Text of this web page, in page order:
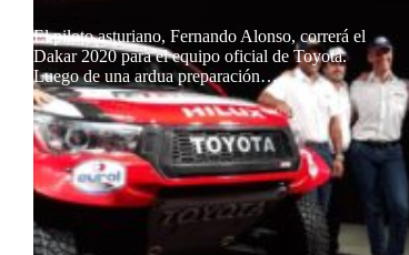
El piloto asturiano, Fernando Alonso, correrá el
Dakar 2020 para el equipo oficial de Toyota.
Luego de una ardua preparación…